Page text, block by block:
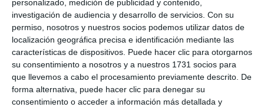
personalizado, medición de publicidad y contenido,
investigación de audiencia y desarrollo de servicios. Con su
permiso, nosotros y nuestros socios podemos utilizar datos de
localización geográfica precisa e identificación mediante las
características de dispositivos. Puede hacer clic para otorgarnos
su consentimiento a nosotros y a nuestros 1731 socios para
que llevemos a cabo el procesamiento previamente descrito. De
forma alternativa, puede hacer clic para denegar su
consentimiento o acceder a información más detallada y
medidas como el decreto de
vivienda de Juanma Moreno”
PP
Juanma Moreno inaugurates
the expansion of the Marbella
desalination plant to 20 hm3